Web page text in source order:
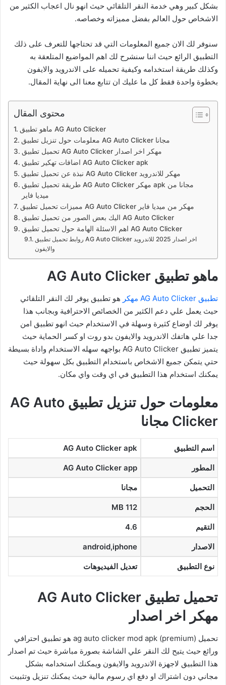
بشكل كبير وهي خدمة النقر التلقائي حيث انهو نال اعجاب الكثير من
الاشخاص حول العالم بفضل مميزاته وخصاصه.
سنوفر لك الان جميع المعلومات التي قد تحتاجها للتعرف على ذلك
التطبيق الرائع حيث اننا سنشرح لك اهم المواضيع المتلعقة به
وكذلك طريقة استخدامه وكيفية تحميله على الاندرويد والايفون
بخطوة واحدة فقط كل ما عليك ان تتابع معنا الى نهاية المقال.
محتوى المقال
ماهو تطبيق AG Auto Clicker
معلومات حول تنزيل تطبيق AG Auto Clicker مجانا
تحميل تطبيق AG Auto Clicker مهكر اخر اصدار
اضافات تهكير تطبيق AG Auto Clicker apk
نبذة عن تحميل تطبيق AG Auto Clicker مهكر للاندرويد
طريقة تحميل تطبيق AG Auto Clicker مهكر apk مجانا من
ميديا فاير
مميزات تحميل تطبيق AG Auto Clicker مهكر من ميديا فاير
اليك بعض الصور من تحميل تطبيق AG Auto Clicker
اهم الاسئلة الهامة حول تحميل تطبيق AG Auto Clicker
روابط تحميل تطبيق AG Auto Clicker اخر اصدار 2025 للاندرويد
والايفون
ماهو تطبيق AG Auto Clicker
تطبيق AG Auto Clicker مهكر
هو تطبيق يوفر لك النقر التلقائي
حيث يعمل علي دعم الكثير من الخصائص الاحترافية وبجانب هذا
يوفر لك اوضاع كثيرة وسهلة في الاستخدام حيث انهو تطبيق امن
جدا علي هاتفك الاندرويد والايفون بدو روت او كسر الحماية حيث
يتميز تطبيق AG Auto Clicker بواجهه سهله الاستخدام واداة بسيطة
حتي يتمكن جميع الاشخاص باستخدام التطبيق بكل سهولة حيث
يمكنك استخدام هذا التطبيق في اي وقت واي مكان.
معلومات حول تنزيل تطبيق AG Auto
Clicker مجانا
اسم التطبيق AG Auto Clicker apk
المطور AG Auto Clicker app
التحميل مجانا
الحجم MB 112
التقيم 4.6
الاصدار android,iphone
نوع التطبيق تعديل الفيديوهات
تحميل تطبيق AG Auto Clicker
مهكر اخر اصدار
تحميل ag auto clicker mod apk (premium) هو تطبيق احترافي
ورائع حيث يتيح لك النقر علي الشاشة بصورة مباشرة حيث تم اصدار
هذا التطبيق لاجهزة الاندرويد والايفون ويمكنك استخدامه بشكل
مجاني دون اشتراك او دفع اي رسوم مالية حيث يمكنك تنزيل وتثبيت